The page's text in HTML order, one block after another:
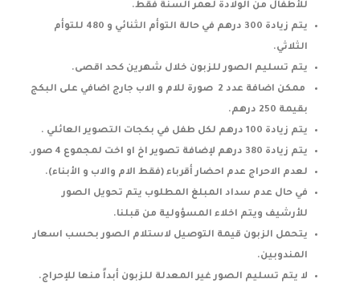
للأطفال من الولادة لعمر السنة فقط.
يتم زيادة 300 درهم في حالة التوأم الثنائي و 480 للتوأم
الثلاثي.
يتم تسليم الصور للزبون خلال شهرين كحد اقصى.
ممكن اضافة عدد 2 صورة للام و الاب جارج اضافي على البكج
بقيمة 250 درهم.
يتم زيادة 100 درهم لكل طفل في بكجات التصوير العائلي .
يتم زيادة 380 درهم لإضافة تصوير اخ او اخت لمجموع 4 صور.
لعدم الاحراج عدم احضار أقرباء (فقط الام والاب و الأبناء).
في حال عدم سداد المبلغ المطلوب يتم تحويل الصور
للأرشيف ويتم اخلاء المسؤولية من قبلنا.
يتحمل الزبون قيمة التوصيل لاستلام الصور بحسب اسعار
المندوبين.
لا يتم تسليم الصور غير المعدلة للزبون أبداً منعا للإحراج.